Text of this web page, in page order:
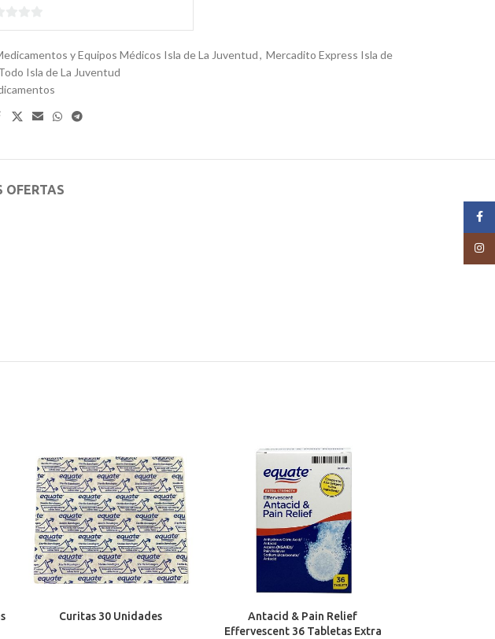
y Equipos Médicos Isla de La Juventud, Mercadito Express Isla de
Isla de La Juventud
OFERTAS
Curitas 30 Unidades
Antacid & Pain Relief
Effervescent 36 Tabletas Extra